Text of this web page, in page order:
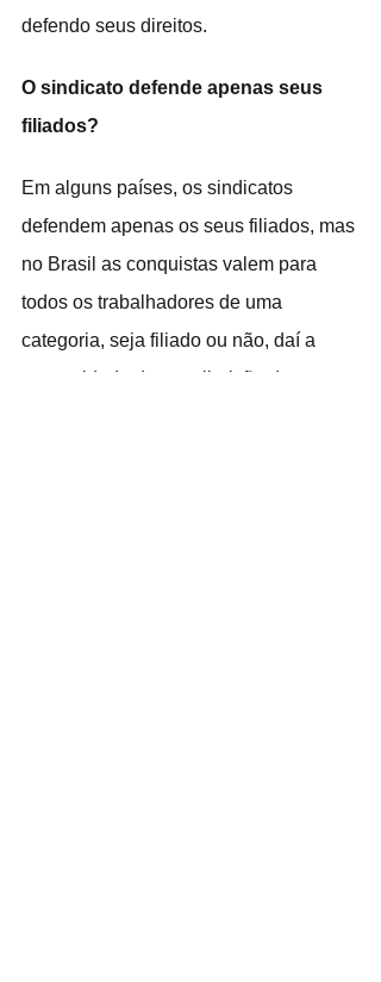
defendo seus direitos.
O sindicato defende apenas seus
filiados?
Em alguns países, os sindicatos
defendem apenas os seus filiados, mas
no Brasil as conquistas valem para
todos os trabalhadores de uma
categoria, seja filiado ou não, daí a
necessidade da contribuição dos